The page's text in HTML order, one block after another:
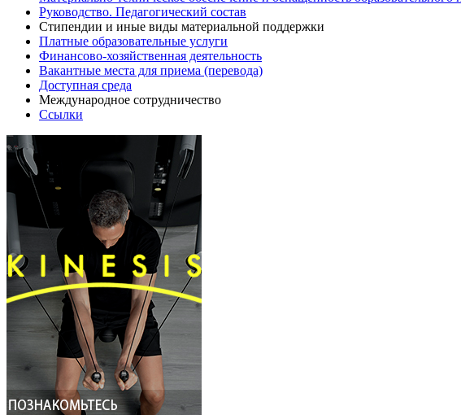
Руководство. Педагогический состав
Стипендии и иные виды материальной поддержки
Платные образовательные услуги
Финансово-хозяйственная деятельность
Вакантные места для приема (перевода)
Доступная среда
Международное сотрудничество
Ссылки